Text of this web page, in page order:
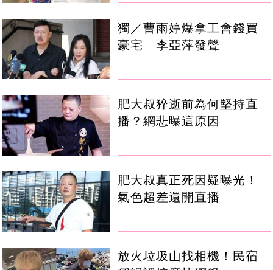
獨／曹雨婷爆拿工會錢買
豪宅 李亞萍發聲
肥大叔猝逝前為何堅持直
播？網悲曝這原因
肥大叔真正死因疑曝光！
氣色超差還開直播
放火垃圾山找相機！民宿